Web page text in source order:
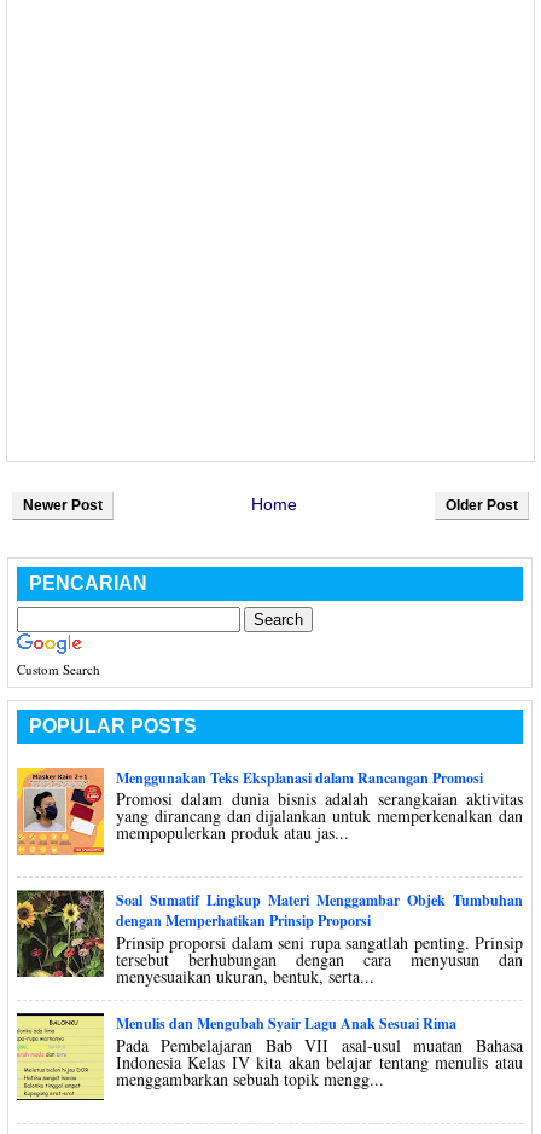
Newer Post Older Post
Home
PENCARIAN
Custom Search
POPULAR POSTS
Menggunakan Teks Eksplanasi dalam Rancangan Promosi
Promosi dalam dunia bisnis adalah serangkaian aktivitas
yang dirancang dan dijalankan untuk memperkenalkan dan
mempopulerkan produk atau jas...
Soal Sumatif Lingkup Materi Menggambar Objek Tumbuhan
dengan Memperhatikan Prinsip Proporsi
Prinsip proporsi dalam seni rupa sangatlah penting. Prinsip
tersebut berhubungan dengan cara menyusun dan
menyesuaikan ukuran, bentuk, serta...
Menulis dan Mengubah Syair Lagu Anak Sesuai Rima
Pada Pembelajaran Bab VII asal-usul muatan Bahasa
Indonesia Kelas IV kita akan belajar tentang menulis atau
menggambarkan sebuah topik mengg...